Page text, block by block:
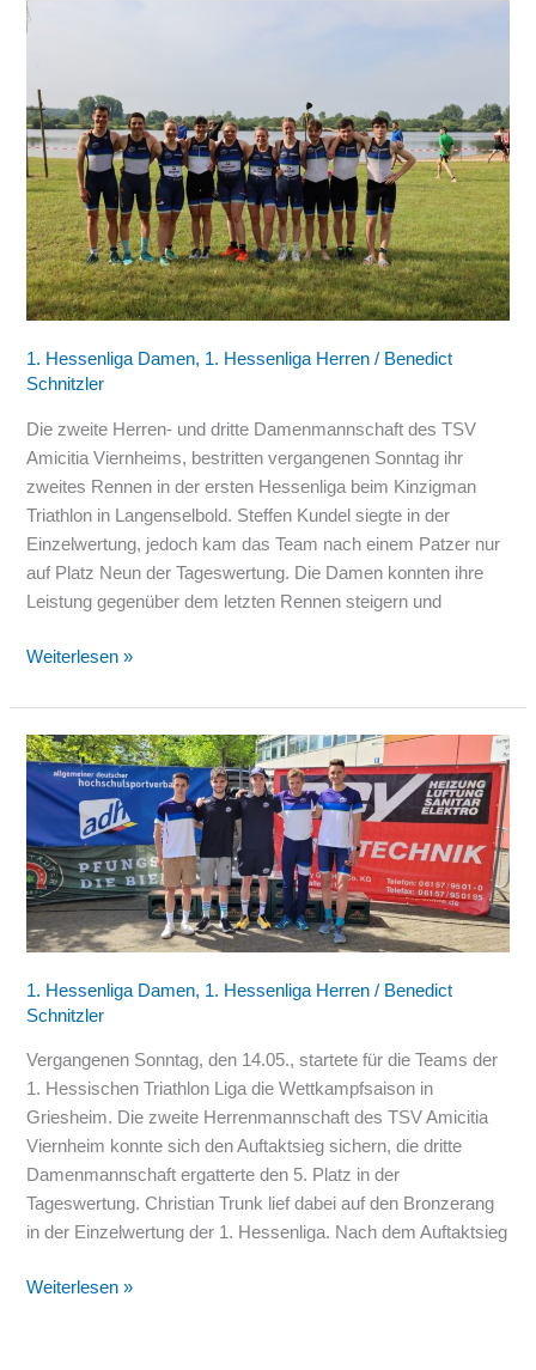
1. Hessenliga Damen, 1. Hessenliga Herren / Benedict
Schnitzler
Die zweite Herren- und dritte Damenmannschaft des TSV
Amicitia Viernheims, bestritten vergangenen Sonntag ihr
zweites Rennen in der ersten Hessenliga beim Kinzigman
Triathlon in Langenselbold. Steffen Kundel siegte in der
Einzelwertung, jedoch kam das Team nach einem Patzer nur
auf Platz Neun der Tageswertung. Die Damen konnten ihre
Leistung gegenüber dem letzten Rennen steigern und
Dritte
vierten
Platz
in
erster
Hessenliga
–
Herrenmannschaft
nur
Weiterlesen »
1. Hessenliga Damen, 1. Hessenliga Herren / Benedict
Schnitzler
Vergangenen Sonntag, den 14.05., startete für die Teams der
1. Hessischen Triathlon Liga die Wettkampfsaison in
Griesheim. Die zweite Herrenmannschaft des TSV Amicitia
Viernheim konnte sich den Auftaktsieg sichern, die dritte
Damenmannschaft ergatterte den 5. Platz in der
Tageswertung. Christian Trunk lief dabei auf den Bronzerang
in der Einzelwertung der 1. Hessenliga. Nach dem Auftaktsieg
Erfolgreicher
Saisoneinstieg
für
Viernheimer
in
der
Hessenliga
Weiterlesen »